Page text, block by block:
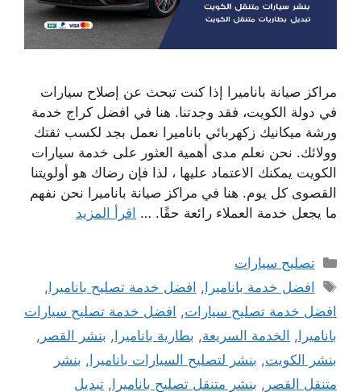
مراكز صيانة باناميرا إذا كنت تبحث عن إصلاح سيارات
في دولة الكويت، فقد وجدتنا. هنا في افضل كراج خدمة
ورشة ميكانيك زكهربائي باناميرا نعمل بجد لكسب ثقتك
وولائك. نحن نعلم مدى أهمية العثور على خدمة سيارات
الكويت يمكنك الاعتماد عليها ، لذا فإن رضاك ​​هو أولويتنا
القصوى كل يوم. هنا في مراكز صيانة باناميرا نحن نفهم
ما يجعل خدمة العملاء رائعة حقًا. … اقرأ المزيد
التصنيفات
تصليح سيارات
الوسوم
افضل خدمة باناميرا, افضل خدمة تصليح باناميرا,
افضل خدمة تصليح سيارات, افضل خدمة تصليح سيارات
باناميرا, الخدمة السريعة, بطارية باناميرا, بنشر القصر ,
بنشر الكويت, بنشر لتصليح السيارات باناميرا, بنشر
متنقل القصر , بنشر متنقل تصليح باناميرا, تبديل